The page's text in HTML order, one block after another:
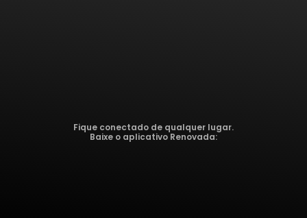
Fique conectado de qualquer lugar.
Baixe o aplicativo Renovada: